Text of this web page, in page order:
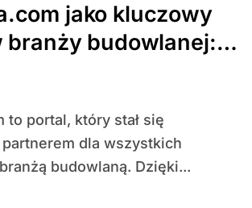
jako kluczowy
branży budowlanej:
i jakie przynosi
dla wszystkich
budowlaną. Dzięki...